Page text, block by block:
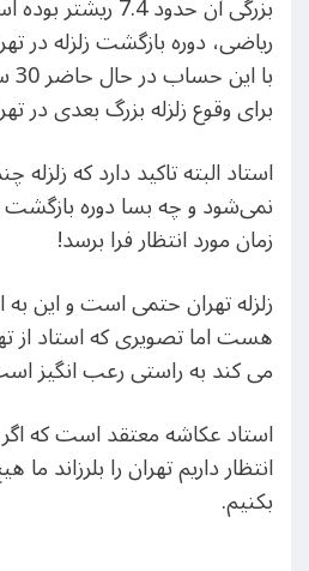
برای وقوع زلزله بزرگ بعدی در
استاد البته تاکید دارد که
نمی‌شود و چه بسا دوره بازگشت
زمان مورد انتظار فرا برسد!
زلزله تهران حتمی است و این به
هست اما تصویری که استاد از
می کند به راستی رعب انگیز
استاد عکاشه معتقد است که اگر
انتظار داریم تهران را بلرزاند
بکنیم.